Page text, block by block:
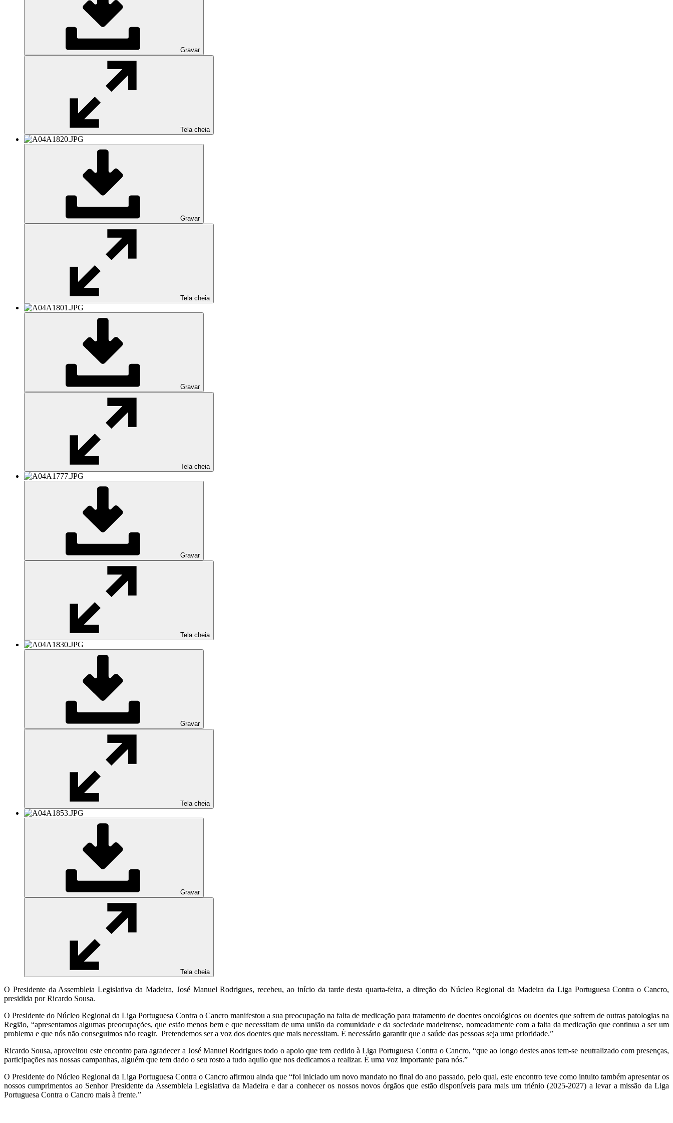
Gravar
Tela cheia
Gravar
Tela cheia
Gravar
Tela cheia
Gravar
Tela cheia
Gravar
Tela cheia
Gravar
Tela cheia
O Presidente da Assembleia Legislativa da Madeira, José Manuel Rodrigues, recebeu, ao início da tarde desta quarta-feira, a direção do Núcleo Regional da Madeira da Liga Portuguesa Contra o Cancro,
presidida por Ricardo Sousa.
O Presidente do Núcleo Regional da Liga Portuguesa Contra o Cancro manifestou a sua preocupação na falta de medicação para tratamento de doentes oncológicos ou doentes que sofrem de outras patologias na
Região, “apresentamos algumas preocupações, que estão menos bem e que necessitam de uma união da comunidade e da sociedade madeirense, nomeadamente com a falta da medicação que continua a ser um
problema e que nós não conseguimos não reagir. Pretendemos ser a voz dos doentes que mais necessitam. É necessário garantir que a saúde das pessoas seja uma prioridade.”
Ricardo Sousa, aproveitou este encontro para agradecer a José Manuel Rodrigues todo o apoio que tem cedido à Liga Portuguesa Contra o Cancro, “que ao longo destes anos tem-se neutralizado com presenças,
participações nas nossas campanhas, alguém que tem dado o seu rosto a tudo aquilo que nos dedicamos a realizar. É uma voz importante para nós.”
O Presidente do Núcleo Regional da Liga Portuguesa Contra o Cancro afirmou ainda que “foi iniciado um novo mandato no final do ano passado, pelo qual, este encontro teve como intuito também apresentar os
nossos cumprimentos ao Senhor Presidente da Assembleia Legislativa da Madeira e dar a conhecer os nossos novos órgãos que estão disponíveis para mais um triénio (2025-2027) a levar a missão da Liga
Portuguesa Contra o Cancro mais à frente.”